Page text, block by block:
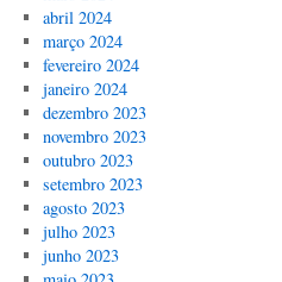
abril 2024
março 2024
fevereiro 2024
janeiro 2024
dezembro 2023
novembro 2023
outubro 2023
setembro 2023
agosto 2023
julho 2023
junho 2023